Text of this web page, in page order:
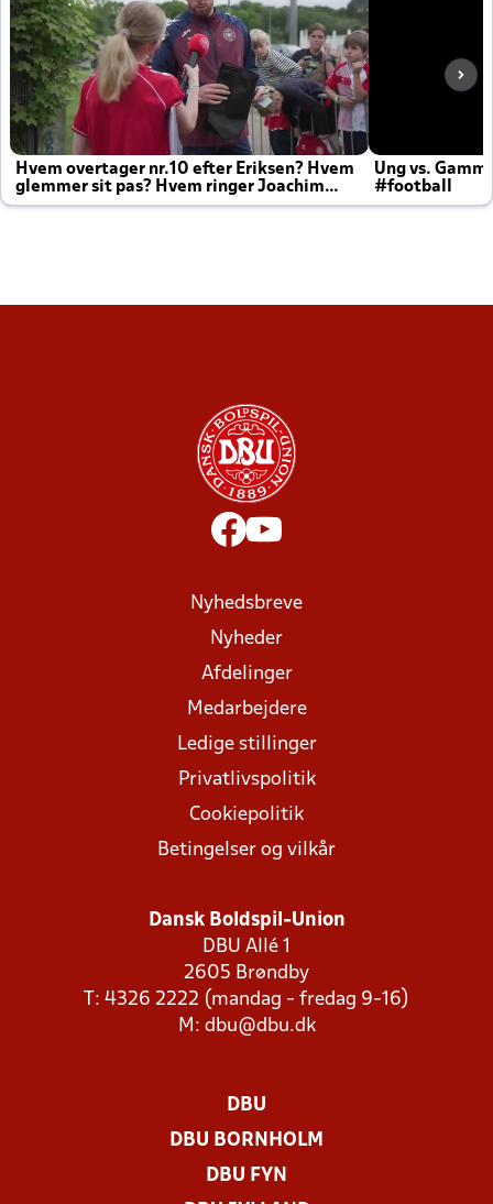
Hvem overtager nr.10 efter Eriksen? Hvem
glemmer sit pas? Hvem ringer Joachim
altid til efter kampe?
Ung vs.
#football
Nyhedsbreve
Nyheder
Afdelinger
Medarbejdere
Ledige stillinger
Privatlivspolitik
Cookiepolitik
Betingelser og vilkår
Dansk Boldspil-Union
DBU Allé 1
2605 Brøndby
T: 4326 2222 (mandag - fredag 9-16)
M: dbu@dbu.dk
DBU
DBU BORNHOLM
DBU FYN